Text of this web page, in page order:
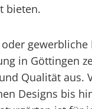
bieten.
gewerbliche
in Göttingen
Qualität aus.
Designs bis